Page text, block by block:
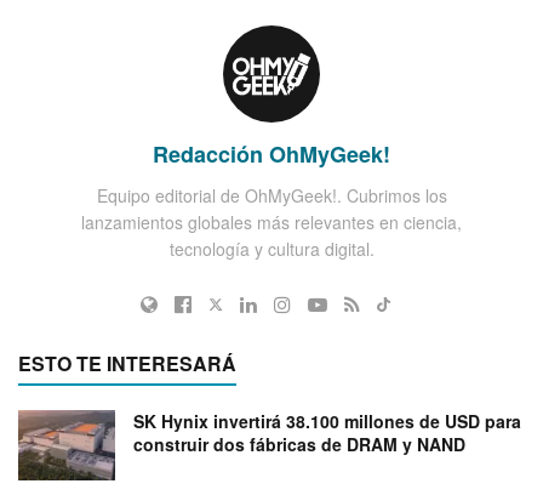
Redacción OhMyGeek!
Equipo editorial de OhMyGeek!. Cubrimos los
lanzamientos globales más relevantes en ciencia,
tecnología y cultura digital.
ESTO TE INTERESARÁ
SK Hynix invertirá 38.100 millones de USD para
construir dos fábricas de DRAM y NAND